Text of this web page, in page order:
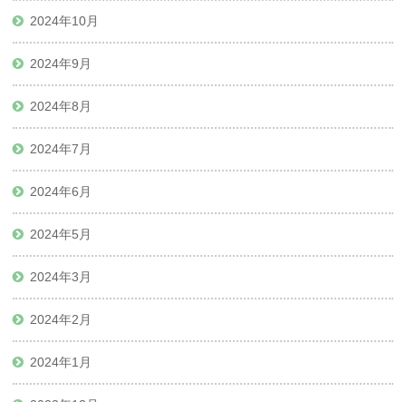
2024年10月
2024年9月
2024年8月
2024年7月
2024年6月
2024年5月
2024年3月
2024年2月
2024年1月